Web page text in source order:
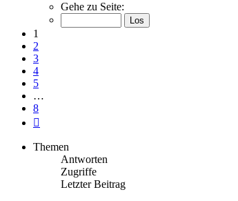
von
Gehe zu Seite:
1
2
3
4
5
…
8
Themen
Antworten
Zugriffe
Letzter Beitrag